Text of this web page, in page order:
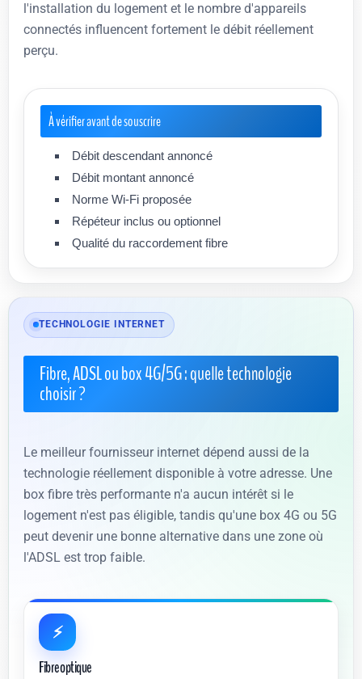
l'installation du logement et le nombre d'appareils
connectés influencent fortement le débit réellement
perçu.
À vérifier avant de souscrire
Débit descendant annoncé
Débit montant annoncé
Norme Wi-Fi proposée
Répéteur inclus ou optionnel
Qualité du raccordement fibre
TECHNOLOGIE INTERNET
Fibre, ADSL ou box 4G/5G : quelle technologie
choisir ?
Le meilleur fournisseur internet dépend aussi de la
technologie réellement disponible à votre adresse. Une
box fibre très performante n'a aucun intérêt si le
logement n'est pas éligible, tandis qu'une box 4G ou 5G
peut devenir une bonne alternative dans une zone où
l'ADSL est trop faible.
⚡
Fibre optique